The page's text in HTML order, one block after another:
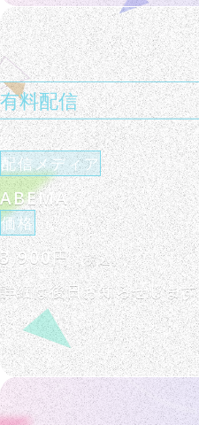
有料配信
配信メディア
ABEMA
価格
3,900円（税込）
詳細は後日お知らせします